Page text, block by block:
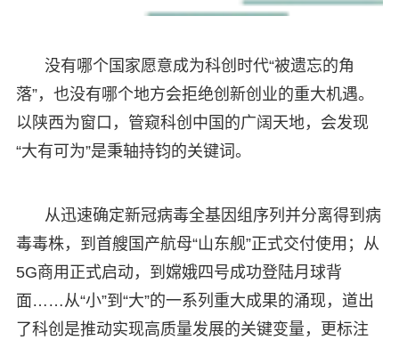
没有哪个国家愿意成为科创时代“被遗忘的角
落”，也没有哪个地方会拒绝创新创业的重大机遇。
以陕西为窗口，管窥科创中国的广阔天地，会发现
“大有可为”是秉轴持钧的关键词。
从迅速确定新冠病毒全基因组序列并分离得到病
毒毒株，到首艘国产航母“山东舰”正式交付使用；从
5G商用正式启动，到嫦娥四号成功登陆月球背
面……从“小”到“大”的一系列重大成果的涌现，道出
了科创是推动实现高质量发展的关键变量，更标注